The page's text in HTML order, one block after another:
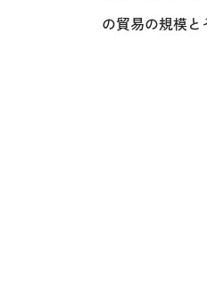
の貿易の規模と